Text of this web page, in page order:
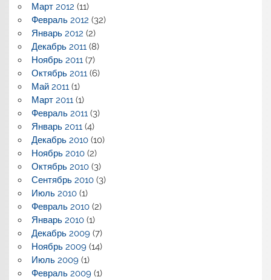
Март 2012 (11)
Февраль 2012 (32)
Январь 2012 (2)
Декабрь 2011(8)
Ноябрь 2011(7)
Октябрь 2011(6)
Май 2011(1)
Март 2011(1)
Февраль 2011(3)
Январь 2011(4)
Декабрь 2010(10)
Ноябрь 2010(2)
Октябрь 2010(3)
Сентябрь 2010(3)
Июль 2010(1)
Февраль 2010(2)
Январь 2010(1)
Декабрь 2009(7)
Ноябрь 2009(14)
Июль 2009(1)
Февраль 2009(1)